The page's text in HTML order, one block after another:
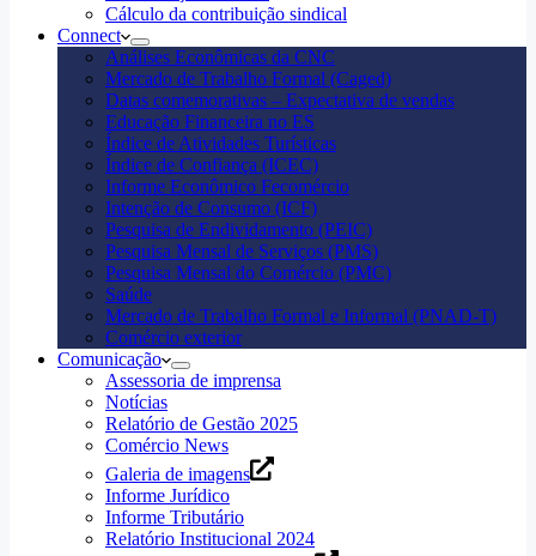
Cálculo da contribuição sindical
Connect
Análises Econômicas da CNC
Mercado de Trabalho Formal (Caged)
Datas comemorativas – Expectativa de vendas
Educação Financeira no ES
Índice de Atividades Turísticas
Índice de Confiança (ICEC)
Informe Econômico Fecomércio
Intenção de Consumo (ICF)
Pesquisa de Endividamento (PEIC)
Pesquisa Mensal de Serviços (PMS)
Pesquisa Mensal do Comércio (PMC)
Saúde
Mercado de Trabalho Formal e Informal (PNAD-T)
Comércio exterior
Comunicação
Assessoria de imprensa
Notícias
Relatório de Gestão 2025
Comércio News
Galeria de imagens
Informe Jurídico
Informe Tributário
Relatório Institucional 2024